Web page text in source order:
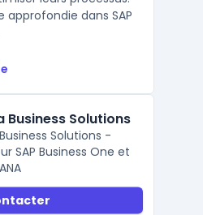
approfondie dans SAP
Business Solutions
Solutions -
SAP Business One et